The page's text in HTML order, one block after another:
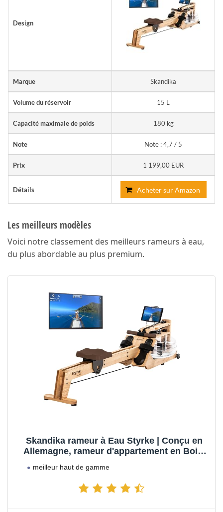
Design
Marque Skandika
Volume du réservoir 15 L
Capacité maximale de poids 180 kg
Note Note : 4,7 / 5
Prix 1 199,00 EUR
Détails Acheter sur Amazon
Les meilleurs modèles
Voici notre classement des meilleurs rameurs à eau,
du plus abordable au plus premium.
Skandika rameur à Eau Styrke | Conçu en
Allemagne, rameur d'appartement en Bois,
appli Kinomap (Nature Classique/Marron)
meilleur haut de gamme